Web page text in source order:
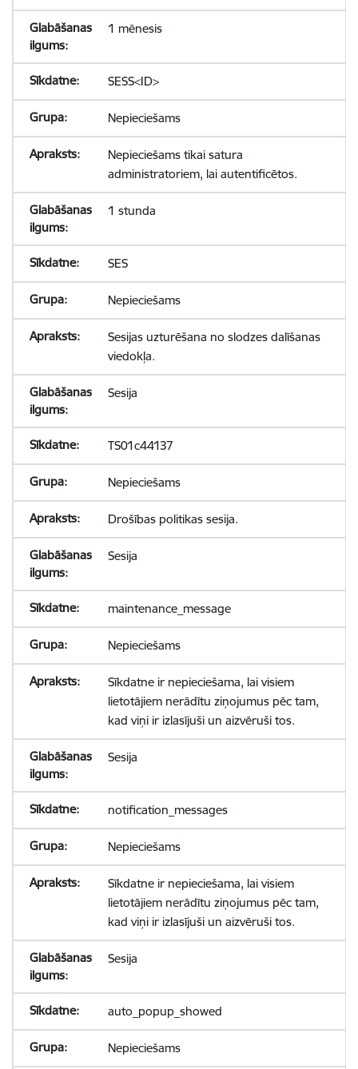
1 mēnesis
SESS<ID>
Nepieciešams
Nepieciešams tikai satura
administratoriem, lai autentificētos.
1 stunda
SES
Nepieciešams
Sesijas uzturēšana no slodzes dalīšanas
viedokļa.
Sesija
TS01c44137
Nepieciešams
Drošības politikas sesija.
Sesija
maintenance_message
Nepieciešams
Sīkdatne ir nepieciešama, lai visiem
lietotājiem nerādītu ziņojumus pēc tam,
kad viņi ir izlasījuši un aizvēruši tos.
Sesija
notification_messages
Nepieciešams
Sīkdatne ir nepieciešama, lai visiem
lietotājiem nerādītu ziņojumus pēc tam,
kad viņi ir izlasījuši un aizvēruši tos.
Sesija
auto_popup_showed
Nepieciešams